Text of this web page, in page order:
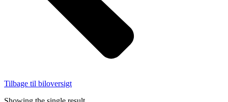
Tilbage til biloversigt